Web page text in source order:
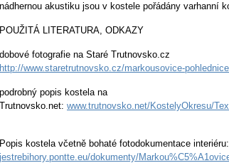
nádhernou akustiku jsou v kostele pořádány varhanní
POUŽITÁ LITERATURA, ODKAZY
dobové fotografie na Staré Trutnovsko.cz
http://www.staretrutnovsko.cz/markousovice-
podrobný popis kostela na
Trutnovsko.net: www.trutnovsko.net/KostelyOkresu/
Popis kostela včetně bohaté fotodokumentace interiéru:
jestrebihory.pontte.eu/dokumenty/